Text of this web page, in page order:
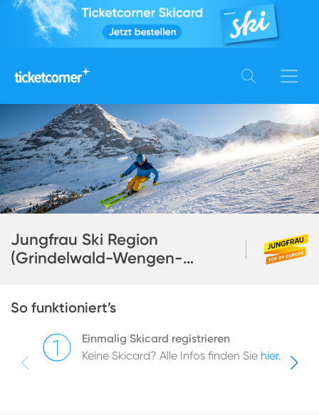
Jungfrau Ski Region
(Grindelwald-Wengen-
So funktioniert’s
Einmalig Skicard registrieren
Keine Skicard? Alle Infos finden Sie hier.